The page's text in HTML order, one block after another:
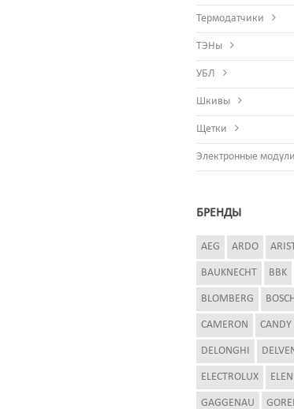
Термодатчики
ТЭНы
УБЛ
Шкивы
Щетки
Электронные модули
БРЕНДЫ
AEG ARDO
BAUKNECHT BBK
BLOMBERG
CAMERON CANDY
DELONGHI
ELECTROLUX
GAGGENAU